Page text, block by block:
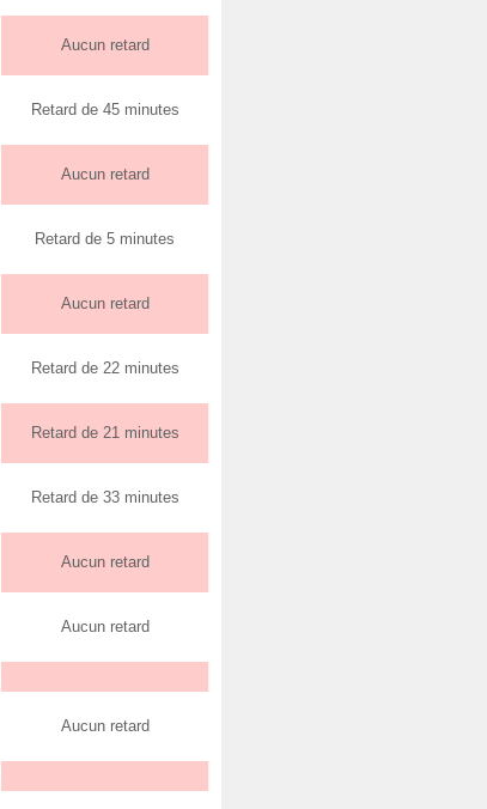
Aucun retard
Retard de 45 minutes
Aucun retard
Retard de 5 minutes
Aucun retard
Retard de 22 minutes
Retard de 21 minutes
Retard de 33 minutes
Aucun retard
Aucun retard
Aucun retard